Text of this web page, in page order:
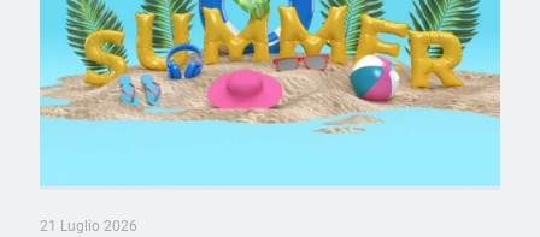
21 Luglio 2026